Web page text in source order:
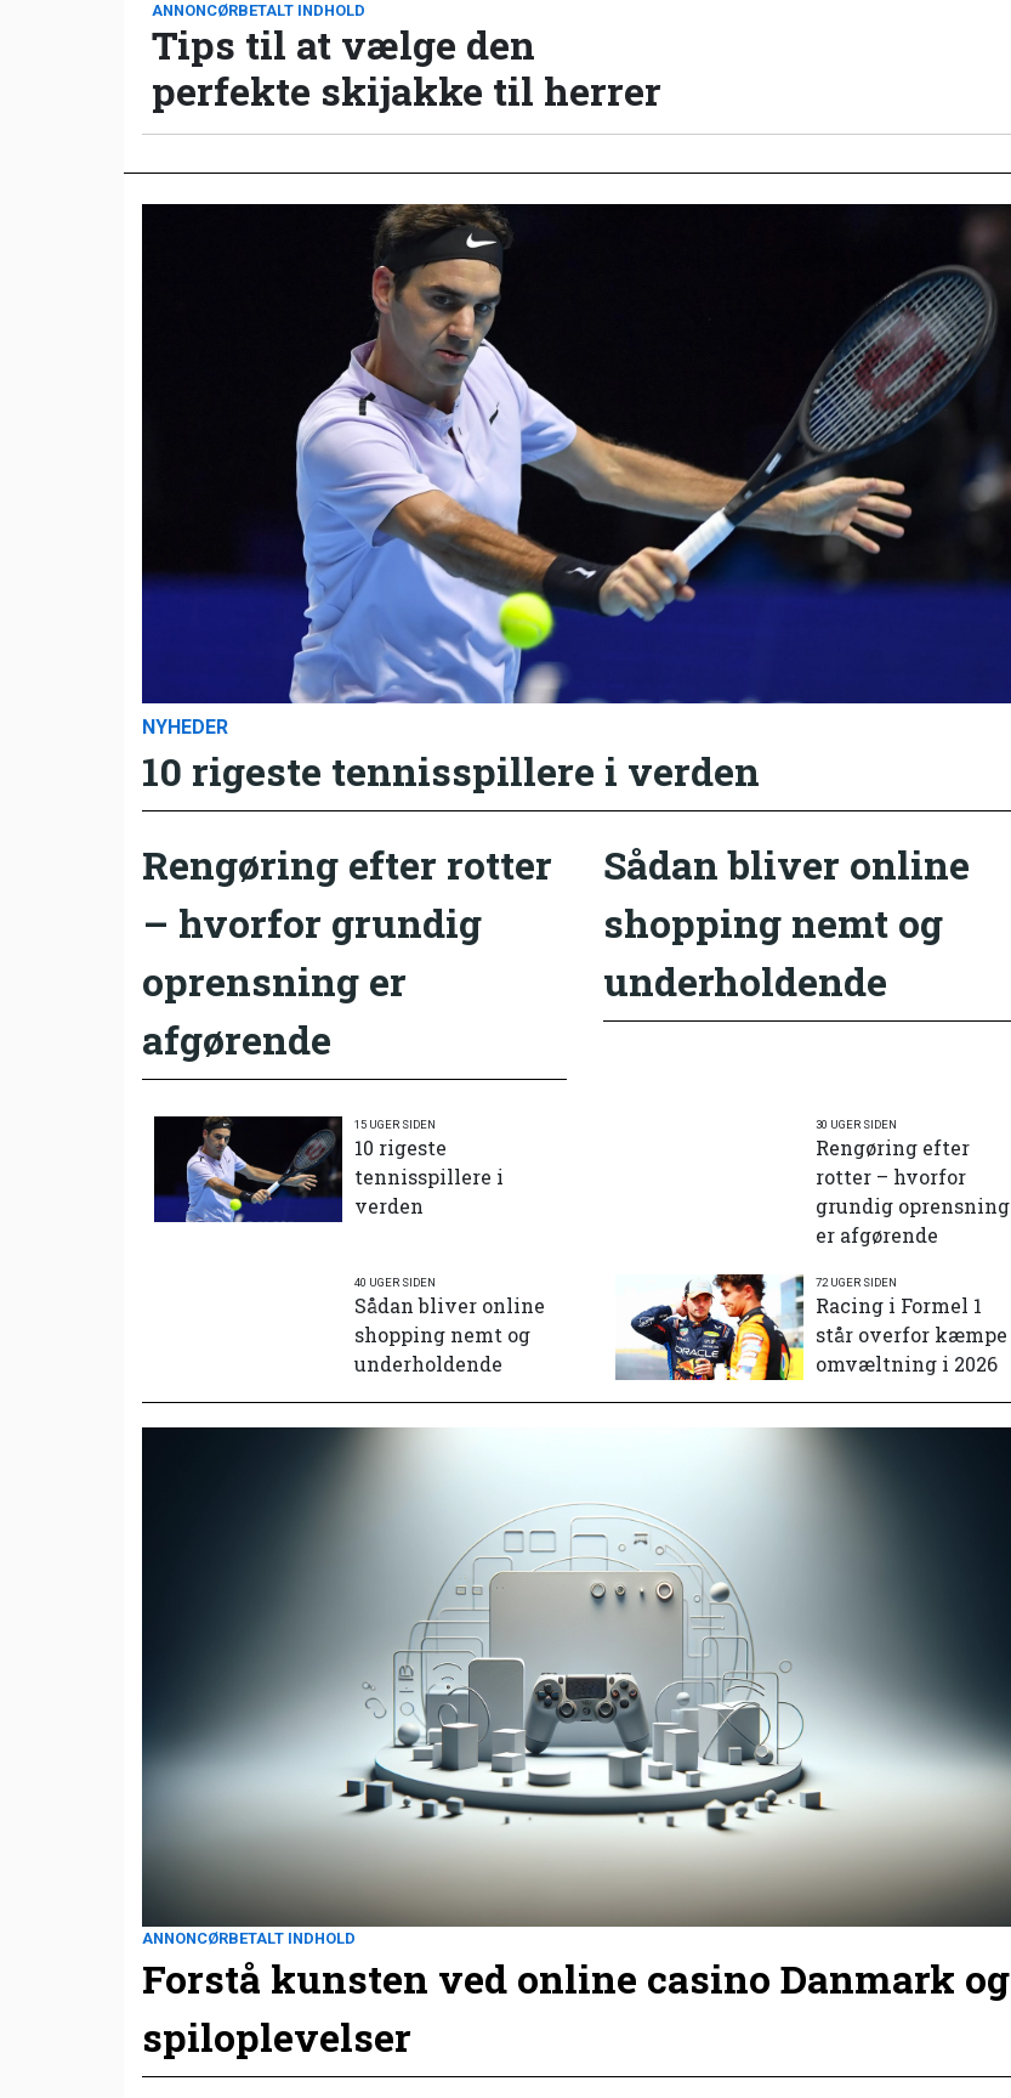
ANNONCØRBETALT INDHOLD
Tips til at vælge den
perfekte skijakke til herrer
NYHEDER
10 rigeste tennisspillere i verden
Rengøring efter rotter
– hvorfor grundig
oprensning er
afgørende
Sådan bliver online
shopping nemt og
underholdende
15 UGER SIDEN
10 rigeste
tennisspillere i
verden
30 UGER SIDEN
Rengøring efter
rotter – hvorfor
grundig oprensning
er afgørende
40 UGER SIDEN
Sådan bliver online
shopping nemt og
underholdende
72 UGER SIDEN
Racing i Formel 1
står overfor kæmpe
omvæltning i 2026
ANNONCØRBETALT INDHOLD
Forstå kunsten ved online casino Danmark og
spiloplevelser